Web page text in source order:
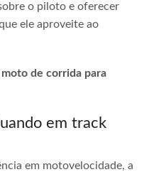
o piloto e oferecer
ele aproveite ao
de corrida para
em track
em motovelocidade, a